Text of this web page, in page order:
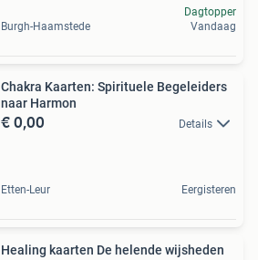
Burgh-Haamstede
Dagtopper
Vandaag
Chakra Kaarten: Spirituele Begeleiders
naar Harmon
€ 0,00 Details
Etten-Leur Eergisteren
Healing kaarten De helende wijsheden